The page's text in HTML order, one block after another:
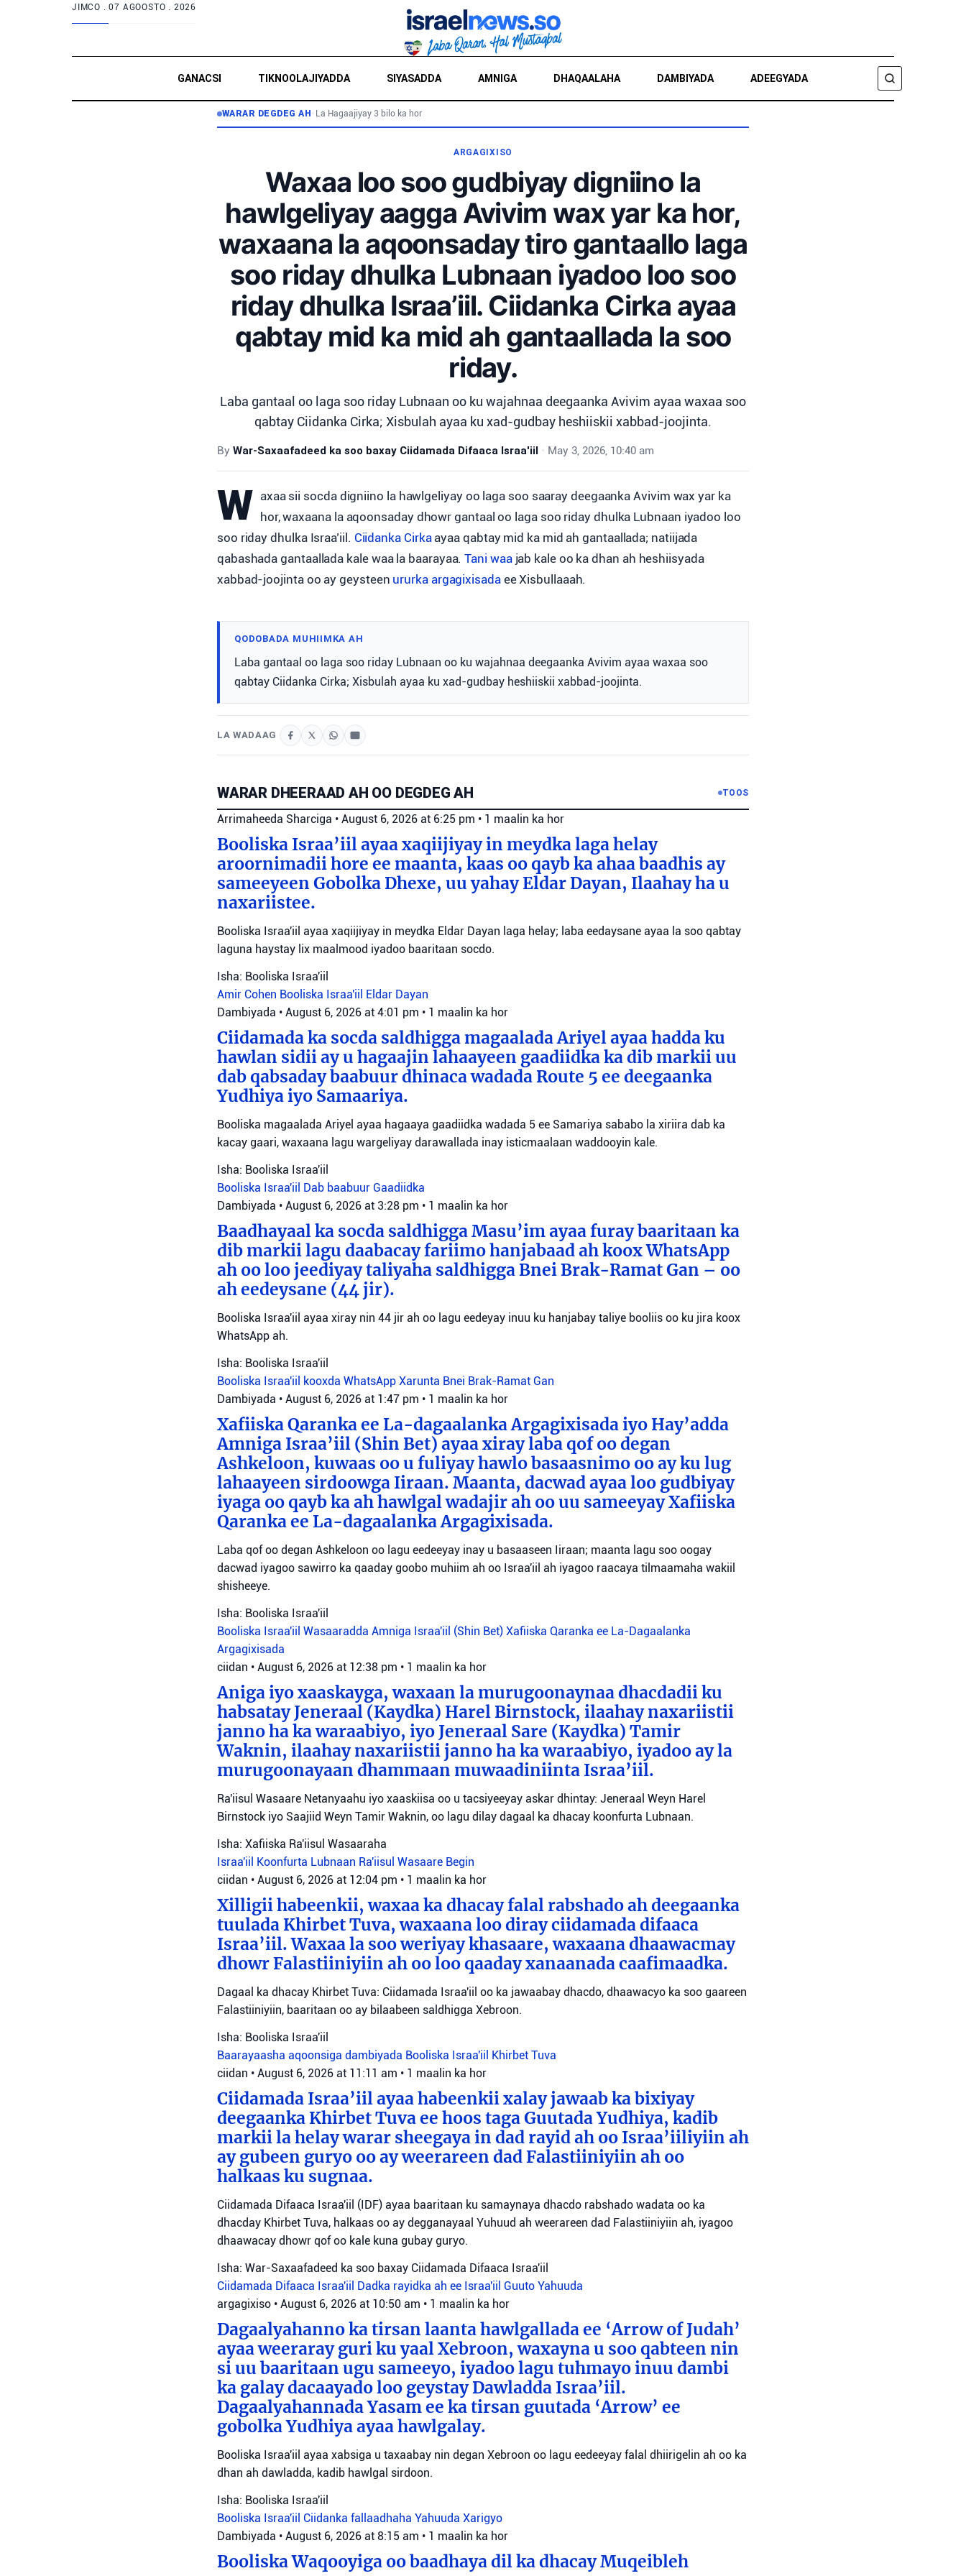
JIMCO .07 AGOOSTO . 2026
GANACSI TIKNOOLAJIYADDA SIYASADDA AMNIGA DHAQAALAHA DAMBIYADA ADEEGYADA
RAADI
WARAR DEGDEG AH • La Hagaajiyay 3 bilo ka hor
ARGAGIXISO
Waxaa loo soo gudbiyay digniino la
hawlgeliyay aagga Avivim wax yar ka hor,
waxaana la aqoonsaday tiro gantaallo laga
soo riday dhulka Lubnaan iyadoo loo soo
riday dhulka Israa’iil. Ciidanka Cirka ayaa
qabtay mid ka mid ah gantaallada la soo
riday.
Laba gantaal oo laga soo riday Lubnaan oo ku wajahnaa deegaanka Avivim ayaa waxaa soo
qabtay Ciidanka Cirka; Xisbulah ayaa ku xad-gudbay heshiiskii xabbad-joojinta.
By War-Saxaafadeed ka soo baxay Ciidamada Difaaca Israa'iil • May 3, 2026, 10:40 am
W axaa sii socda digniino la hawlgeliyay oo laga soo saaray deegaanka Avivim wax yar ka
hor, waxaana la aqoonsaday dhowr gantaal oo laga soo riday dhulka Lubnaan iyadoo loo
soo riday dhulka Israa’iil. Ciidanka Cirkaayaa qabtay mid ka mid ah gantaallada; natiijada
qabashada gantaallada kale waa la baarayaa.Tani waajab kale oo ka dhan ah heshiisyada
xabbad-joojinta oo ay geysteen ururka argagixisadaee Xisbullaaah.
QODOBADA MUHIIMKA AH
Laba gantaal oo laga soo riday Lubnaan oo ku wajahnaa deegaanka Avivim ayaa waxaa soo
qabtay Ciidanka Cirka; Xisbulah ayaa ku xad-gudbay heshiiskii xabbad-joojinta.
LA WADAAG
WARAR DHEERAAD AH OO DEGDEG AH TOOS
Arrimaheeda Sharciga • August 6, 2026 at 6:25 pm • 1 maalin ka hor
Booliska Israa’iil ayaa xaqiijiyay in meydka laga helay
aroornimadii hore ee maanta, kaas oo qayb ka ahaa baadhis ay
sameeyeen Gobolka Dhexe, uu yahay Eldar Dayan, Ilaahay ha u
naxariistee.
Booliska Israa'iil ayaa xaqiijiyay in meydka Eldar Dayan laga helay; laba eedaysane ayaa la soo qabtay
laguna haystay lix maalmood iyadoo baaritaan socdo.
Isha: Booliska Israa'iil
Amir Cohen Booliska Israa'iil Eldar Dayan
Dambiyada • August 6, 2026 at 4:01 pm • 1 maalin ka hor
Ciidamada ka socda saldhigga magaalada Ariyel ayaa hadda ku
hawlan sidii ay u hagaajin lahaayeen gaadiidka ka dib markii uu
dab qabsaday baabuur dhinaca wadada Route 5 ee deegaanka
Yudhiya iyo Samaariya.
Booliska magaalada Ariyel ayaa hagaaya gaadiidka wadada 5 ee Samariya sababo la xiriira dab ka
kacay gaari, waxaana lagu wargeliyay darawallada inay isticmaalaan waddooyin kale.
Isha: Booliska Israa'iil
Booliska Israa'iil Dab baabuur Gaadiidka
Dambiyada • August 6, 2026 at 3:28 pm • 1 maalin ka hor
Baadhayaal ka socda saldhigga Masu’im ayaa furay baaritaan ka
dib markii lagu daabacay fariimo hanjabaad ah koox WhatsApp
ah oo loo jeediyay taliyaha saldhigga Bnei Brak-Ramat Gan – oo
ah eedeysane (44 jir).
Booliska Israa'iil ayaa xiray nin 44 jir ah oo lagu eedeyay inuu ku hanjabay taliye booliis oo ku jira koox
WhatsApp ah.
Isha: Booliska Israa'iil
Booliska Israa'iil kooxda WhatsApp Xarunta Bnei Brak-Ramat Gan
Dambiyada • August 6, 2026 at 1:47 pm • 1 maalin ka hor
Xafiiska Qaranka ee La-dagaalanka Argagixisada iyo Hay’adda
Amniga Israa’iil (Shin Bet) ayaa xiray laba qof oo degan
Ashkeloon, kuwaas oo u fuliyay hawlo basaasnimo oo ay ku lug
lahaayeen sirdoowga Iiraan. Maanta, dacwad ayaa loo gudbiyay
iyaga oo qayb ka ah hawlgal wadajir ah oo uu sameeyay Xafiiska
Qaranka ee La-dagaalanka Argagixisada.
Laba qof oo degan Ashkeloon oo lagu eedeeyay inay u basaaseen Iiraan; maanta lagu soo oogay
dacwad iyagoo sawirro ka qaaday goobo muhiim ah oo Israa'iil ah iyagoo raacaya tilmaamaha wakiil
shisheeye.
Isha: Booliska Israa'iil
Booliska Israa'iil Wasaaradda Amniga Israa'iil (Shin Bet) Xafiiska Qaranka ee La-Dagaalanka
Argagixisada
ciidan • August 6, 2026 at 12:38 pm • 1 maalin ka hor
Aniga iyo xaaskayga, waxaan la murugoonaynaa dhacdadii ku
habsatay Jeneraal (Kaydka) Harel Birnstock, ilaahay naxariistii
janno ha ka waraabiyo, iyo Jeneraal Sare (Kaydka) Tamir
Waknin, ilaahay naxariistii janno ha ka waraabiyo, iyadoo ay la
murugoonayaan dhammaan muwaadiniinta Israa’iil.
Ra'iisul Wasaare Netanyaahu iyo xaaskiisa oo u tacsiyeeyay askar dhintay: Jeneraal Weyn Harel
Birnstock iyo Saajiid Weyn Tamir Waknin, oo lagu dilay dagaal ka dhacay koonfurta Lubnaan.
Isha: Xafiiska Ra'iisul Wasaaraha
Israa'iil Koonfurta Lubnaan Ra'iisul Wasaare Begin
ciidan • August 6, 2026 at 12:04 pm • 1 maalin ka hor
Xilligii habeenkii, waxaa ka dhacay falal rabshado ah deegaanka
tuulada Khirbet Tuva, waxaana loo diray ciidamada difaaca
Israa’iil. Waxaa la soo weriyay khasaare, waxaana dhaawacmay
dhowr Falastiiniyiin ah oo loo qaaday xanaanada caafimaadka.
Dagaal ka dhacay Khirbet Tuva: Ciidamada Israa'iil oo ka jawaabay dhacdo, dhaawacyo ka soo gaareen
Falastiiniyiin, baaritaan oo ay bilaabeen saldhigga Xebroon.
Isha: Booliska Israa'iil
Baarayaasha aqoonsiga dambiyada Booliska Israa'iil Khirbet Tuva
ciidan • August 6, 2026 at 11:11 am • 1 maalin ka hor
Ciidamada Israa’iil ayaa habeenkii xalay jawaab ka bixiyay
deegaanka Khirbet Tuva ee hoos taga Guutada Yudhiya, kadib
markii la helay warar sheegaya in dad rayid ah oo Israa’iiliyiin ah
ay gubeen guryo oo ay weerareen dad Falastiiniyiin ah oo
halkaas ku sugnaa.
Ciidamada Difaaca Israa'iil (IDF) ayaa baaritaan ku samaynaya dhacdo rabshado wadata oo ka
dhacday Khirbet Tuva, halkaas oo ay degganayaal Yuhuud ah weerareen dad Falastiiniyiin ah, iyagoo
dhaawacay dhowr qof oo kale kuna gubay guryo.
Isha: War-Saxaafadeed ka soo baxay Ciidamada Difaaca Israa'iil
Ciidamada Difaaca Israa'iil Dadka rayidka ah ee Israa'iil Guuto Yahuuda
argagixiso • August 6, 2026 at 10:50 am • 1 maalin ka hor
Dagaalyahanno ka tirsan laanta hawlgallada ee ‘Arrow of Judah’
ayaa weeraray guri ku yaal Xebroon, waxayna u soo qabteen nin
si uu baaritaan ugu sameeyo, iyadoo lagu tuhmayo inuu dambi
ka galay dacaayado loo geystay Dawladda Israa’iil.
Dagaalyahannada Yasam ee ka tirsan guutada ‘Arrow’ ee
gobolka Yudhiya ayaa hawlgalay.
Booliska Israa'iil ayaa xabsiga u taxaabay nin degan Xebroon oo lagu eedeeyay falal dhiirigelin ah oo ka
dhan ah dawladda, kadib hawlgal sirdoon.
Isha: Booliska Israa'iil
Booliska Israa'iil Ciidanka fallaadhaha Yahuuda Xarigyo
Dambiyada • August 6, 2026 at 8:15 am • 1 maalin ka hor
Booliska Waqooyiga oo baadhaya dil ka dhacay Muqeibleh